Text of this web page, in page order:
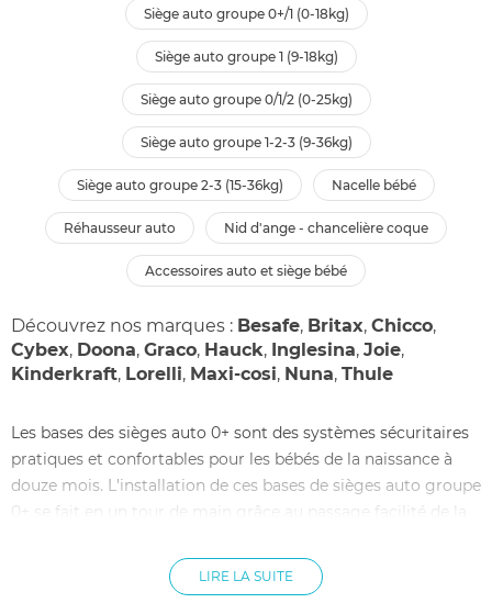
siège auto groupe 0+/1 (0-18kg)
siège auto groupe 1 (9-18kg)
siège auto groupe 0/1/2 (0-25kg)
siège auto groupe 1-2-3 (9-36kg)
siège auto groupe 2-3 (15-36kg) nacelle bébé
réhausseur auto nid d'ange - chancelière coque
accessoires auto et siège bébé
Découvrez nos marques : Besafe, Britax, Chicco,
Cybex, Doona, Graco, Hauck, Inglesina, Joie,
Kinderkraft, Lorelli, Maxi-cosi, Nuna, Thule
Les bases des sièges auto 0+ sont des systèmes sécuritaires
pratiques et confortables pour les bébés de la naissance à
douze mois. L'installation de ces bases de sièges auto groupe
0+ se fait en un tour de main grâce au passage facilité de la
important que la sécurité de bébé.
LIRE LA SUITE